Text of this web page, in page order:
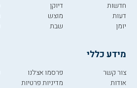
חדשות
דעות
יומן
דיוקן
מוצש
שבת
מידע כללי
צור קשר
אודות
פרסמו אצלנו
מדיניות פרטיות